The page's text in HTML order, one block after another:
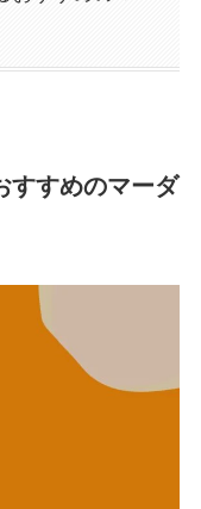
すすめのマーダ